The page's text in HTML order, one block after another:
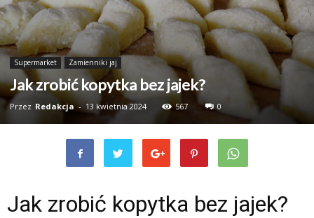
Supermarket Zamienniki jaj
Jak zrobić kopytka bez jajek?
Przez Redakcja - 13 kwietnia 2024 567 0
Jak zrobić kopytka bez jajek?